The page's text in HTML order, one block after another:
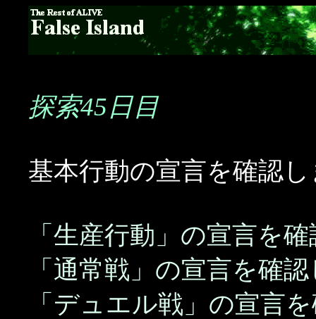
探索45日目
基本行動の宣言を確認
「生産行動」の宣言を
「通常戦」の宣言を確
「デュエル戦」の宣言